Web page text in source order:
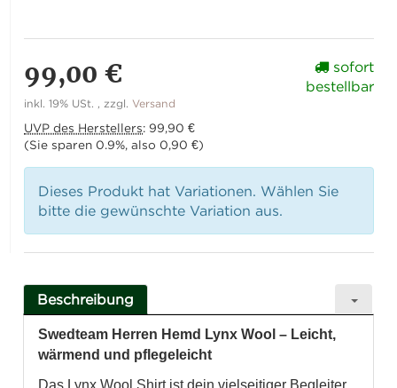
99,00 €
inkl. 19% USt. , zzgl.Versand
UVP des Herstellers: 99,90 €
(Sie sparen0.9%, also0,90 €)
sofort
bestellbar
Dieses Produkt hat Variationen. Wählen Sie
bitte die gewünschte Variation aus.
Beschreibung
Swedteam Herren Hemd Lynx Wool – Leicht,
wärmend und pflegeleicht